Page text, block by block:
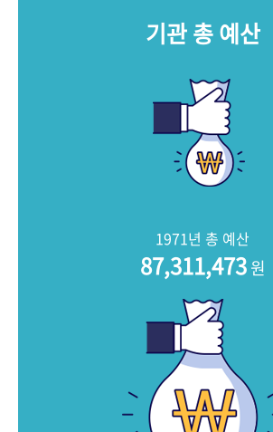
키워드로 보는 연구 역사
문서 기록물 행정박물
기관 총 예산
1971년 총 예산
87,311,473원